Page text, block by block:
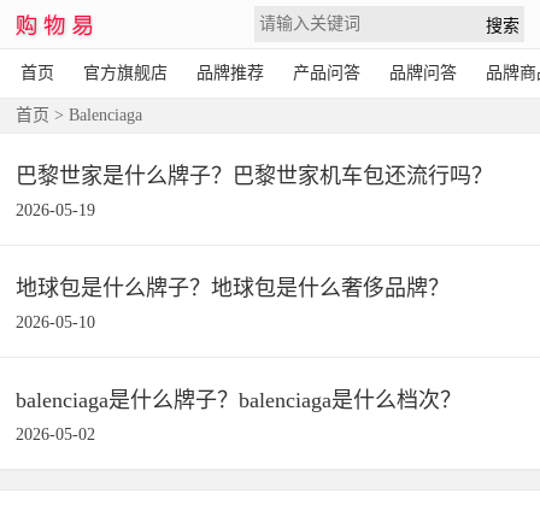
首页 官方旗舰店 品牌推荐 产品问答 品牌问答 品牌商
首页 > Balenciaga
巴黎世家是什么牌子？巴黎世家机车包还流行吗？
2026-05-19
地球包是什么牌子？地球包是什么奢侈品牌？
2026-05-10
balenciaga是什么牌子？balenciaga是什么档次？
2026-05-02